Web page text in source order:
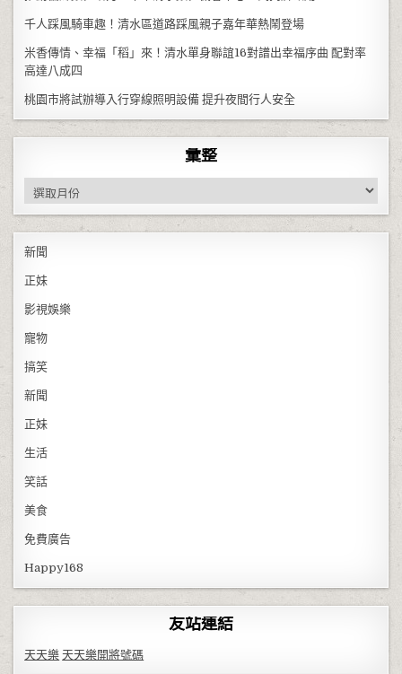
千人踩風騎車趣！清水區道路踩風親子嘉年華熱鬧登場
米香傳情、幸福「稻」來！清水單身聯誼16對譜出幸福序曲 配對率
高達八成四
桃園市將試辦導入行穿線照明設備 提升夜間行人安全
彙整
彙整
新聞
正妹
影視娛樂
寵物
搞笑
新聞
正妹
生活
笑話
美食
免費廣告
Happy168
友站連結
天天樂 天天樂開將號碼